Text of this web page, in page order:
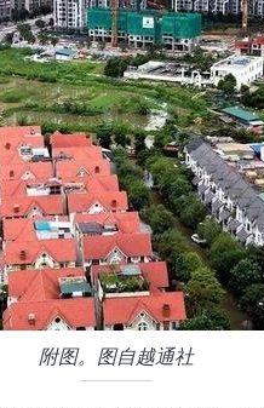
附图。图自越通社